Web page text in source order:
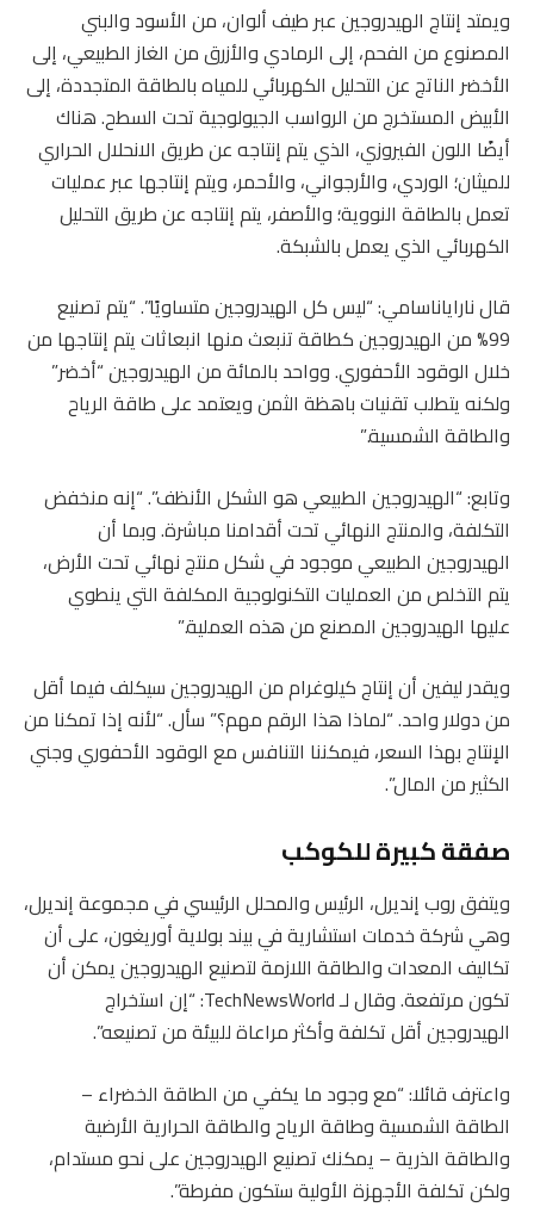
ويمتد إنتاج الهيدروجين عبر طيف ألوان، من الأسود والبني
المصنوع من الفحم، إلى الرمادي والأزرق من الغاز الطبيعي، إلى
الأخضر الناتج عن التحليل الكهربائي للمياه بالطاقة المتجددة، إلى
الأبيض المستخرج من الرواسب الجيولوجية تحت السطح. هناك
أيضًا اللون الفيروزي، الذي يتم إنتاجه عن طريق الانحلال الحراري
للميثان؛ الوردي، والأرجواني، والأحمر، ويتم إنتاجها عبر عمليات
تعمل بالطاقة النووية؛ والأصفر، يتم إنتاجه عن طريق التحليل
الكهربائي الذي يعمل بالشبكة.
قال ناراياناسامي: “ليس كل الهيدروجين متساويًا”. “يتم تصنيع
99% من الهيدروجين كطاقة تنبعث منها انبعاثات يتم إنتاجها من
خلال الوقود الأحفوري. وواحد بالمائة من الهيدروجين “أخضر”
ولكنه يتطلب تقنيات باهظة الثمن ويعتمد على طاقة الرياح
والطاقة الشمسية.”
وتابع: “الهيدروجين الطبيعي هو الشكل الأنظف”. “إنه منخفض
التكلفة، والمنتج النهائي تحت أقدامنا مباشرة. وبما أن
الهيدروجين الطبيعي موجود في شكل منتج نهائي تحت الأرض،
يتم التخلص من العمليات التكنولوجية المكلفة التي ينطوي
عليها الهيدروجين المصنع من هذه العملية.”
ويقدر ليفين أن إنتاج كيلوغرام من الهيدروجين سيكلف فيما أقل
من دولار واحد. “لماذا هذا الرقم مهم؟” سأل. “لأنه إذا تمكنا من
الإنتاج بهذا السعر، فيمكننا التنافس مع الوقود الأحفوري وجني
الكثير من المال”.
صفقة كبيرة للكوكب
ويتفق روب إنديرل، الرئيس والمحلل الرئيسي في مجموعة إنديرل،
وهي شركة خدمات استشارية في بيند بولاية أوريغون، على أن
تكاليف المعدات والطاقة اللازمة لتصنيع الهيدروجين يمكن أن
تكون مرتفعة. وقال لـ TechNewsWorld: “إن استخراج
الهيدروجين أقل تكلفة وأكثر مراعاة للبيئة من تصنيعه”.
واعترف قائلا: “مع وجود ما يكفي من الطاقة الخضراء –
الطاقة الشمسية وطاقة الرياح والطاقة الحرارية الأرضية
والطاقة الذرية – يمكنك تصنيع الهيدروجين على نحو مستدام،
ولكن تكلفة الأجهزة الأولية ستكون مفرطة”.